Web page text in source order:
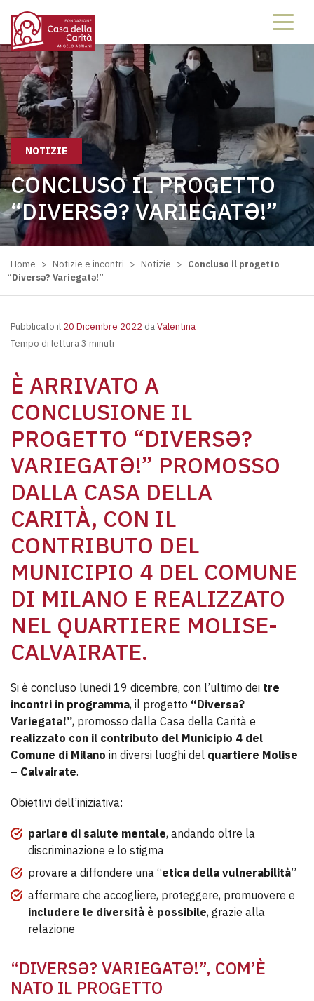
NOTIZIE
CONCLUSO IL PROGETTO
“DIVERSƏ? VARIEGATƏ!”
Home > Notizie e incontri > Notizie > Concluso il progetto
“Diversə? Variegatə!”
Pubblicato il 20 Dicembre 2022 daValentina
Tempo di lettura 3 minuti
È ARRIVATO A
CONCLUSIONE IL
PROGETTO “DIVERSƏ?
VARIEGATƏ!” PROMOSSO
DALLA CASA DELLA
CARITÀ, CON IL
CONTRIBUTO DEL
MUNICIPIO 4 DEL COMUNE
DI MILANO E REALIZZATO
NEL QUARTIERE MOLISE-
CALVAIRATE.
Si è concluso lunedì 19 dicembre, con l’ultimo dei tre
incontri in programma, il progetto “Diversə?
Variegatə!”, promosso dalla Casa della Carità e
realizzato con il contributo del Municipio 4 del
Comune di Milano in diversi luoghi del quartiere Molise
– Calvairate.
Obiettivi dell’iniziativa:
parlare di salute mentale, andando oltre la
discriminazione e lo stigma
provare a diffondere una “etica della vulnerabilità”
affermare che accogliere, proteggere, promuovere e
includere le diversità è possibile, grazie alla
relazione
“DIVERSƏ? VARIEGATƏ!”, COM’È
NATO IL PROGETTO